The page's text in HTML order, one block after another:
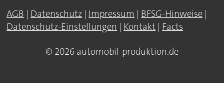
AGB | Datenschutz | Impressum | BFSG-Hinweise |
Datenschutz-Einstellungen | Kontakt | Facts
© 2026 automobil-produktion.de